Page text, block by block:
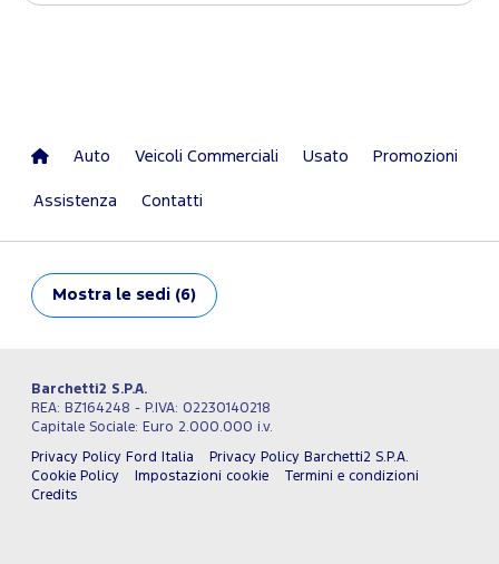
Auto Veicoli Commerciali Usato Promozioni
Assistenza Contatti
Mostra le sedi (6)
Barchetti2 S.P.A.
REA: BZ164248 - P.IVA: 02230140218
Capitale Sociale: Euro 2.000.000 i.v.
Privacy Policy Ford Italia
Privacy Policy Barchetti2 S.P.A.
Cookie Policy
Impostazioni cookie
Termini e condizioni
Credits